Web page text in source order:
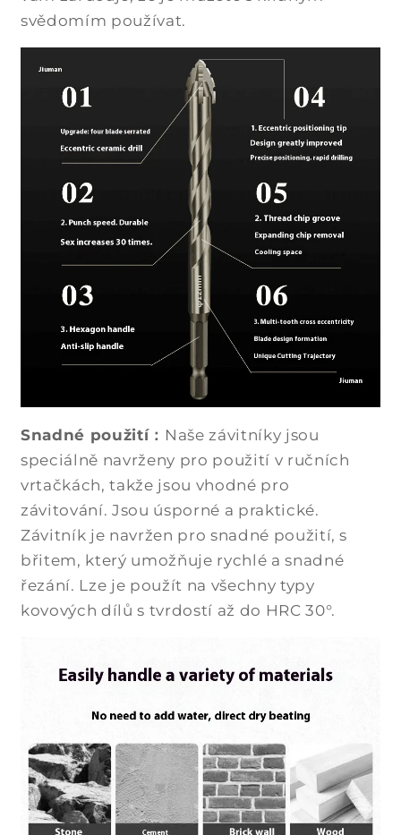
svědomím používat.
Snadné použití： Naše závitníky jsou
speciálně navrženy pro použití v ručních
vrtačkách, takže jsou vhodné pro
závitování. Jsou úsporné a praktické.
Závitník je navržen pro snadné použití, s
břitem, který umožňuje rychlé a snadné
řezání. Lze je použít na všechny typy
kovových dílů s tvrdostí až do HRC 30°.